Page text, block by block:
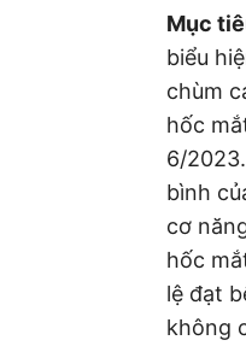
Mục
biểu
chùm
hốc
6/2023.
bình
cơ
hốc
lệ đạt
không